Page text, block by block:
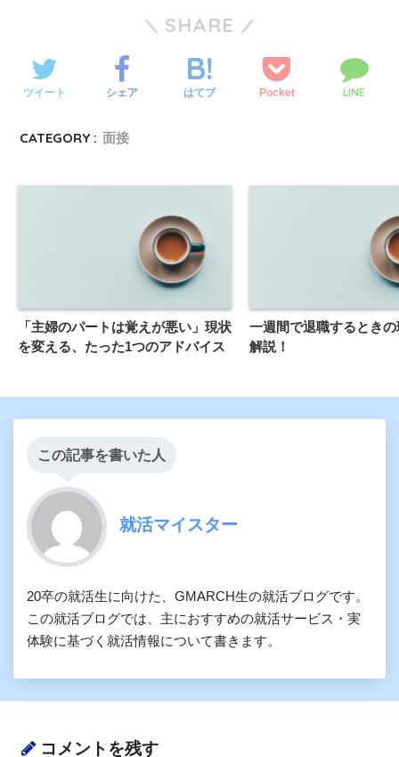
SHARE
ツイート シェア はてブ Pocket LINE
CATEGORY : 面接
「主婦のパートは覚えが悪い」現状
を変える、たった1つのアドバイス
一週間で退職するとき
解説！
この記事を書いた人
就活マイスター
20卒の就活生に向けた、GMARCH生の就活ブログです。
この就活ブログでは、主におすすめの就活サービス・実
体験に基づく就活情報について書きます。
コメントを残す